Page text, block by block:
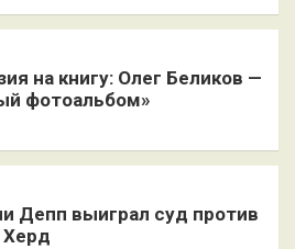
на книгу: Олег Беликов —
фотоальбом»
Депп выиграл суд против